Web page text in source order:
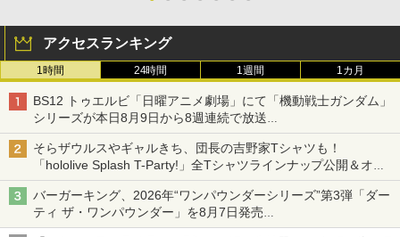
アクセスランキング
1時間 24時間 1週間 1カ月
BS12 トゥエルビ「日曜アニメ劇場」にて「機動戦士ガンダム」
シリーズが本日8月9日から8週連続で放送
初回は「機動戦士ガンダム【HDリマスター版】」
そらザウルスやギャルきち、団長の吉野家Tシャツも！
「hololive Splash T-Party!」全Tシャツラインナップ公開＆オン
ライン販売開始
バーガーキング、2026年“ワンパウンダーシリーズ”第3弾「ダー
ティ ザ・ワンパウンダー」を8月7日発売
「特製ガーリックマヨソース」を使用した超大型チーズバーガー